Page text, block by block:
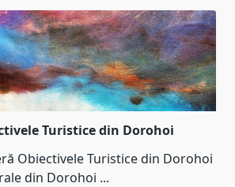
Turistice din Dorohoi
Obiectivele Turistice din Dorohoi
din Dorohoi ...